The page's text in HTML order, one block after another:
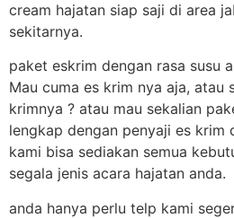
cream hajatan siap saji di area
sekitarnya.
paket eskrim dengan rasa susu
Mau cuma es krim nya aja, atau
krimnya ? atau mau sekalian
lengkap dengan penyaji es krim
kami bisa sediakan semua
segala jenis acara hajatan anda.
anda hanya perlu telp kami